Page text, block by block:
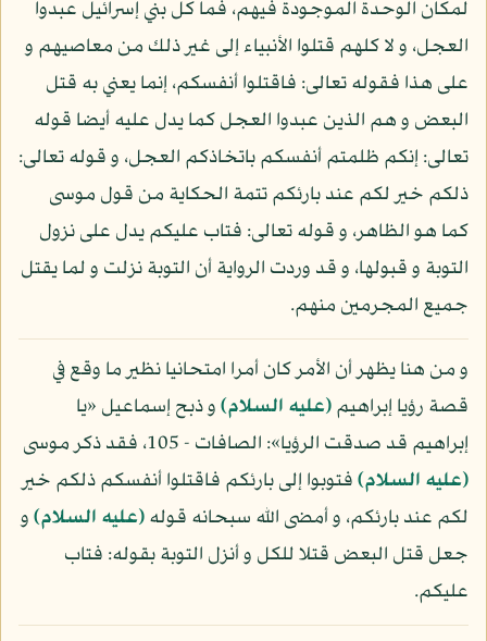
لمكان الوحدة الموجودة فيهم، فما كل بني إسرائيل عبدوا
العجل، و لا كلهم قتلوا الأنبياء إلى غير ذلك من معاصيهم و
على هذا فقوله تعالى: فاقتلوا أنفسكم، إنما يعني به قتل
البعض و هم الذين عبدوا العجل كما يدل عليه أيضا قوله
تعالى: إنكم ظلمتم أنفسكم باتخاذكم العجل، و قوله تعالى:
ذلكم خير لكم عند بارئكم تتمة الحكاية من قول موسى
كما هو الظاهر، و قوله تعالى: فتاب عليكم يدل على نزول
التوبة و قبولها، و قد وردت الرواية أن التوبة نزلت و لما يقتل
جميع المجرمين منهم.
و من هنا يظهر أن الأمر كان أمرا امتحانيا نظير ما وقع في
قصة رؤيا إبراهيم(عليه السلام)و ذبح إسماعيل «يا
إبراهيم قد صدقت الرؤيا»: الصافات - 105، فقد ذكر موسى
(عليه السلام)فتوبوا إلى بارئكم فاقتلوا أنفسكم ذلكم خير
لكم عند بارئكم، و أمضى الله سبحانه قوله(عليه السلام)و
جعل قتل البعض قتلا للكل و أنزل التوبة بقوله: فتاب
عليكم.